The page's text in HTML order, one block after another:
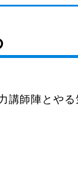
講師陣とや